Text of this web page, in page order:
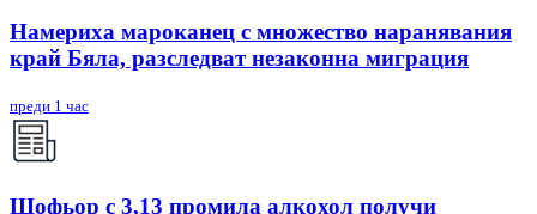
Намериха мароканец с множество наранявания
край Бяла, разследват незаконна миграция
преди 1 час
Шофьор с 3,13 промила алкохол получи